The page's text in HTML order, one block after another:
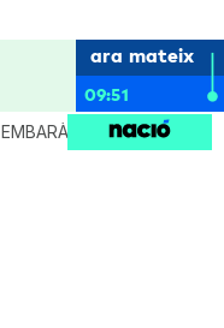
ara mateix
09:51
EMBARÀS CRIANÇA